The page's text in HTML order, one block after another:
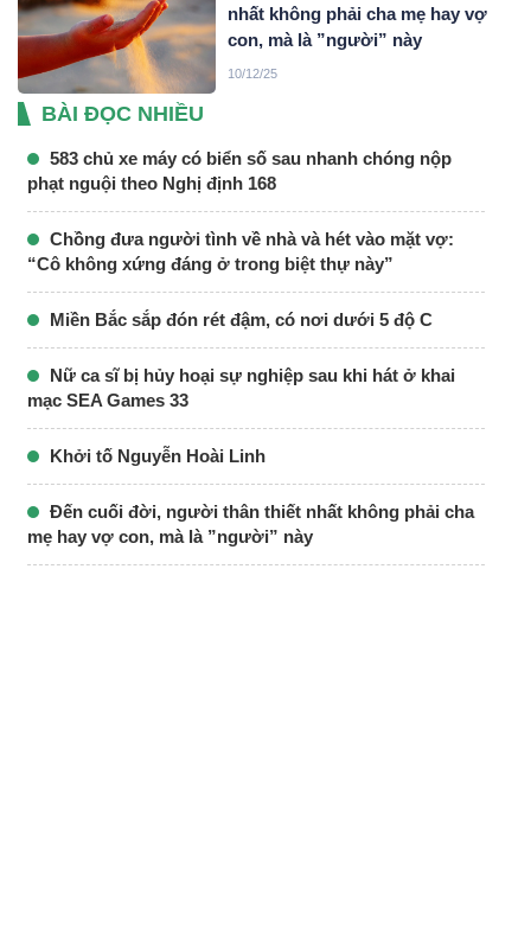
nhất không phải cha mẹ hay vợ
con, mà là ”người” này
10/12/25
BÀI ĐỌC NHIỀU
583 chủ xe máy có biển số sau nhanh chóng nộp
phạt nguội theo Nghị định 168
Chồng đưa người tình về nhà và hét vào mặt vợ:
“Cô không xứng đáng ở trong biệt thự này”
Miền Bắc sắp đón rét đậm, có nơi dưới 5 độ C
Nữ ca sĩ bị hủy hoại sự nghiệp sau khi hát ở khai
mạc SEA Games 33
Khởi tố Nguyễn Hoài Linh
Đến cuối đời, người thân thiết nhất không phải cha
mẹ hay vợ con, mà là ”người” này